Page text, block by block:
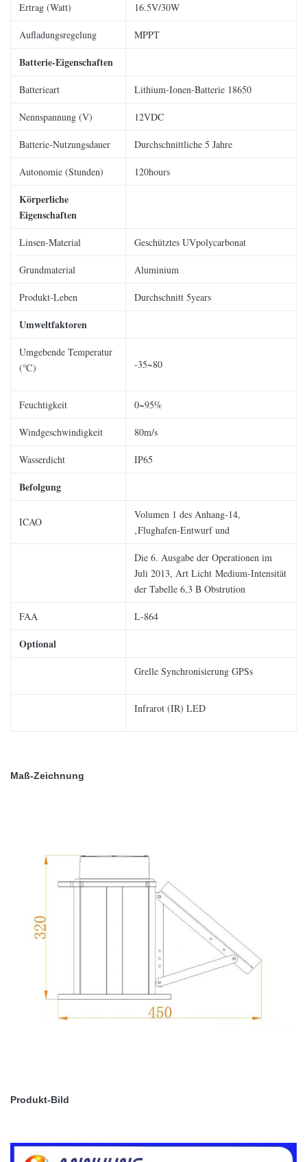
Ertrag (Watt) 16.5V/30W
Aufladungsregelung MPPT
Batterie-Eigenschaften
Batterieart Lithium-Ionen-Batterie 18650
Nennspannung (V) 12VDC
Batterie-Nutzungsdauer Durchschnittliche 5 Jahre
Autonomie (Stunden) 120hours
Körperliche
Eigenschaften
Linsen-Material Geschütztes UVpolycarbonat
Grundmaterial Aluminium
Produkt-Leben Durchschnitt 5years
Umweltfaktoren
Umgebende Temperatur
(℃)
-35~80
Feuchtigkeit 0~95%
Windgeschwindigkeit 80m/s
Wasserdicht IP65
Befolgung
ICAO
Volumen 1 des Anhang-14,
‚Flughafen-Entwurf und
Die 6. Ausgabe der Operationen im
Juli 2013, Art Licht Medium-Intensität
der Tabelle 6,3 B Obstrution
FAA L-864
Optional
Grelle Synchronisierung GPSs
Infrarot (IR) LED
Maß-Zeichnung
Produkt-Bild